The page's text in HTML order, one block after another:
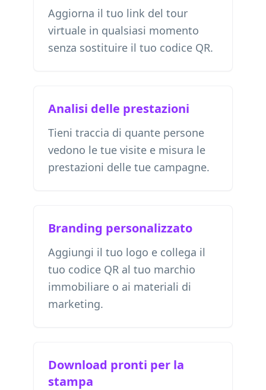
Aggiorna il tuo link del tour
virtuale in qualsiasi momento
senza sostituire il tuo codice QR.
Analisi delle prestazioni
Tieni traccia di quante persone
vedono le tue visite e misura le
prestazioni delle tue campagne.
Branding personalizzato
Aggiungi il tuo logo e collega il
tuo codice QR al tuo marchio
immobiliare o ai materiali di
marketing.
Download pronti per la
stampa